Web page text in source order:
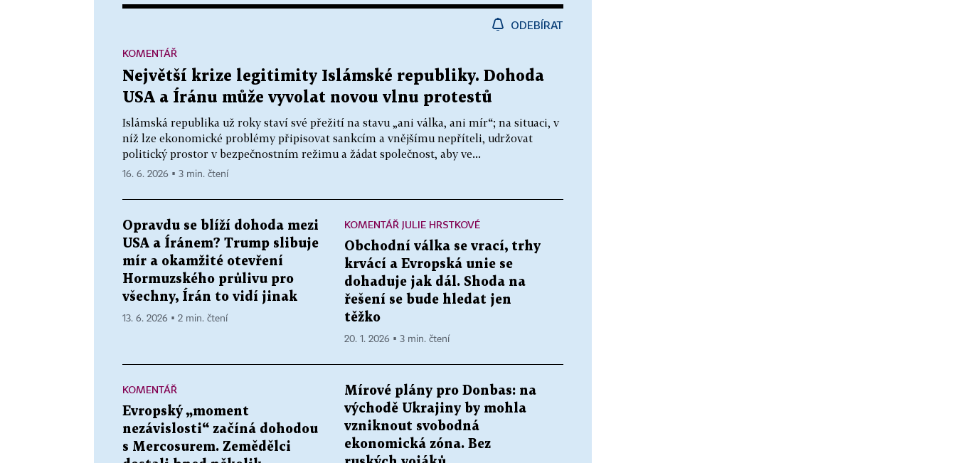
ODEBÍRAT
Největší krize legitimity Islámské republiky. Dohoda
USA a Íránu může vyvolat novou vlnu protestů
Islámská republika už roky staví své přežití na stavu „ani válka, ani mír“; na situaci, v
níž lze ekonomické problémy připisovat sankcím a vnějšímu nepříteli, udržovat
politický prostor v bezpečnostním režimu a žádat společnost, aby ve...
KOMENTÁŘ
16. 6. 2026 ▪ 3 min. čtení
Opravdu se blíží dohoda mezi
USA a Íránem? Trump slibuje
mír a okamžité otevření
Hormuzského průlivu pro
všechny, Írán to vidí jinak
13. 6. 2026 ▪ 2 min. čtení
KOMENTÁŘ JULIE HRSTKOVÉ
Obchodní válka se vrací, trhy
krvácí a Evropská unie se
dohaduje jak dál. Shoda na
řešení se bude hledat jen
těžko
20. 1. 2026 ▪ 3 min. čtení
KOMENTÁŘ
Evropský „moment
nezávislosti“ začíná dohodou
s Mercosurem. Zemědělci
Mírové plány pro Donbas: na
východě Ukrajiny by mohla
vzniknout svobodná
ekonomická zóna. Bez